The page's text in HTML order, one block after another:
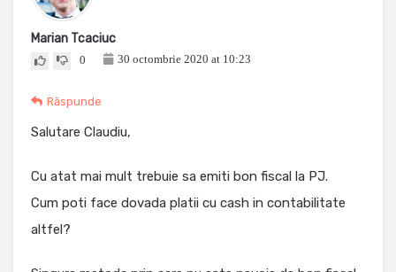
Marian Tcaciuc
0 30 octombrie 2020 at 10:23
Răspunde
Salutare Claudiu,
Cu atat mai mult trebuie sa emiti bon fiscal la PJ.
Cum poti face dovada platii cu cash in contabilitate
altfel?